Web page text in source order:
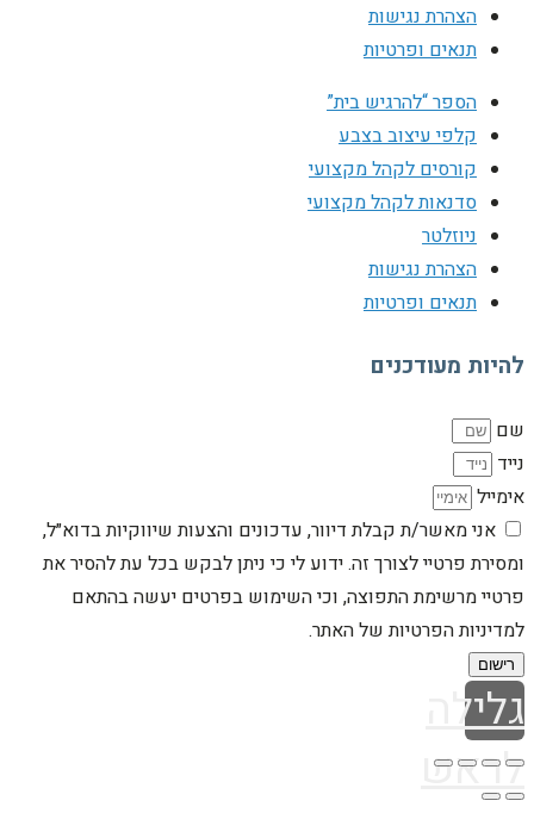
הצהרת נגישות
תנאים ופרטיות
הספר “להרגיש בית”
קלפי עיצוב בצבע
קורסים לקהל מקצועי
סדנאות לקהל מקצועי
ניוזלטר
הצהרת נגישות
תנאים ופרטיות
להיות מעודכנים
שם
נייד
אימייל
אני מאשר/ת קבלת דיוור, עדכונים והצעות שיווקיות בדוא״ל,
ומסירת פרטיי לצורך זה. ידוע לי כי ניתן לבקש בכל עת להסיר את
פרטיי מרשימת התפוצה, וכי השימוש בפרטים יעשה בהתאם
למדיניות הפרטיות של האתר.
רישום
גלילה
לראש